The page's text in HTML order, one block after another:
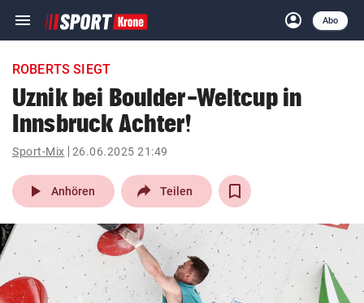
menu Navigation
ein-/ausklappen
account_circle
Anmelden
Abo
close Schließen
account_circle Anmelden
pin_drop
Wien arrow_right
bookmark
search
Suchbegriff
eingeben
ROBERTS SIEGT
Uznik bei Boulder-Weltcup in
Innsbruck Achter!
Sport-Mix 26.06.2025 21:49
play_arrow Anhören Teilen